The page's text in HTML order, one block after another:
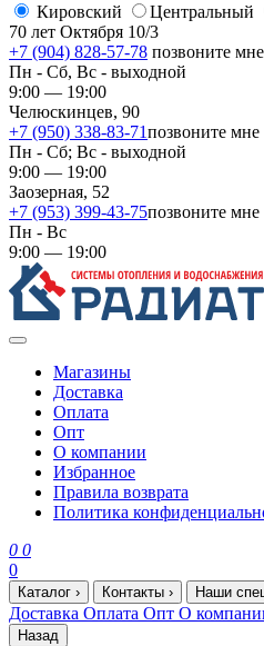
Кировский
​Центральный
70 лет Октября 10/3
+7 (904) 828-57-78 позвоните мне
Пн - Сб, Вс - выходной
9:00 — 19:00
Челюскинцев, 90
+7 (950) 338-83-71позвоните мне
Пн - Сб; Вс - выходной
9:00 — 19:00
Заозерная, 52
+7 (953) 399-43-75позвоните мне
Пн - Вс
9:00 — 19:00
Магазины
Доставка
Оплата
Опт
О компании
Избранное
Правила возврата
Политика
0 0
0
Каталог › Контакты › Наши
Доставка Оплата Опт О
Назад